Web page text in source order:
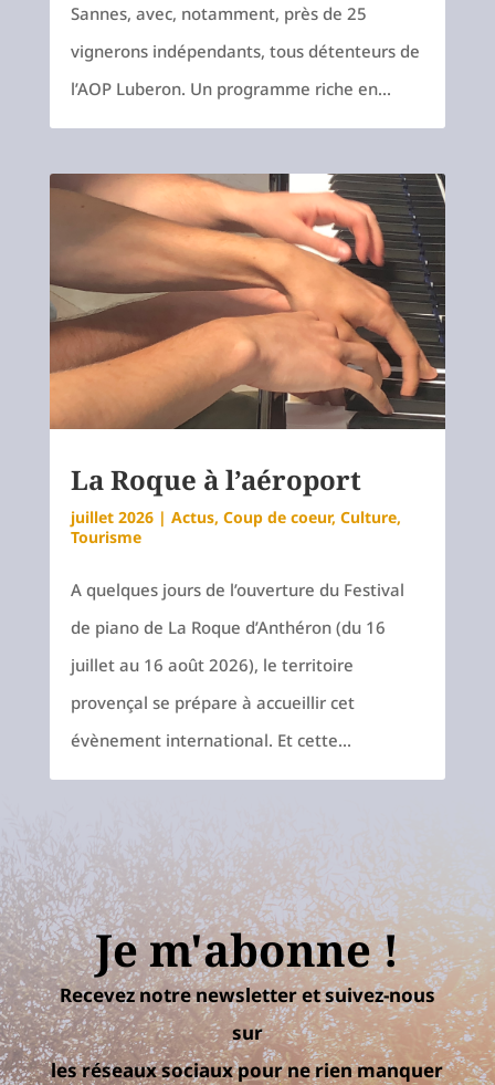
Sannes, avec, notamment, près de 25
vignerons indépendants, tous détenteurs de
l’AOP Luberon. Un programme riche en...
La Roque à l’aéroport
juillet 2026| Actus, Coup de coeur, Culture,
Tourisme
A quelques jours de l’ouverture du Festival
de piano de La Roque d’Anthéron (du 16
juillet au 16 août 2026), le territoire
provençal se prépare à accueillir cet
évènement international. Et cette...
Je m'abonne !
Recevez notre newsletter et suivez-nous
sur
les réseaux sociaux pour ne rien manquer